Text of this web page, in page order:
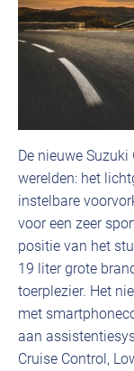
De nieuwe
werelden: het
instelbare
voor een zeer
positie van het
19 liter grote
toerplezier. Het
met
aan
Cruise Control,